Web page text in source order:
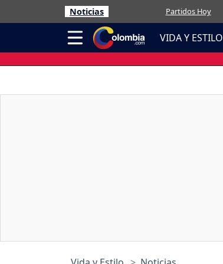
Noticias Partidos Hoy
VIDA Y ESTILO